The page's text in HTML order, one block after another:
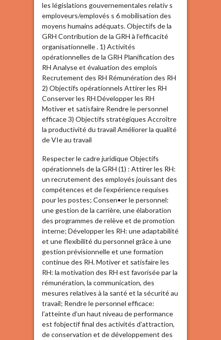
les législations gouvernementales relativ s
emploveurs/emplovés s 6 mobilisation des
moyens humains adéquats. Objectifs de la
GRH Contribution de la GRH à l’efficacité
organisationnelle . 1) Activités
opérationnelles de la GRH Planification des
RH Analyse et évaluation des emplois
Recrutement des RH Rémunération des RH
2) Objectifs opérationnels Attirer les RH
Conserver les RH Développer les RH
Motiver et satisfaire Rendre le personnel
efficace 3) Objectifs stratégiques Accroître
la productivité du travail Améliorer la qualité
de VIe au travail
Respecter le cadre juridique Objectifs
opérationnels de la GRH (1) : Attirer les RH:
un recrutement des employés jouissant des
compétences et de l’expérience requises
pour les postes; Consen•er le personnel:
une gestion de la carrière, une élaboration
des programmes de relève et de promotion
interne; Développer les RH: une adaptabilité
et une flexibilité du personnel grâce à une
gestion prévisionnelle et une formation
continue des RH. Motiver et satisfaire les
RH: la motivation des RH est favorisée par la
rémunération, la communication, des
mesures relatives à la santé et la sécurité au
travail; Rendre le personnel efficace:
l’atteinte d’un haut niveau de performance
est fobjectif final des activités d’attraction,
de conservation et de développement des